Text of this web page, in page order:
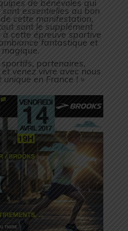
de bénévoles qui
essentielles au bon
cette manifestation,
sont le supplément
à cette épreuve sportive
fantastique et
magique.
sportifs, partenaires,
venez vivre avec nous
unique en France ! »